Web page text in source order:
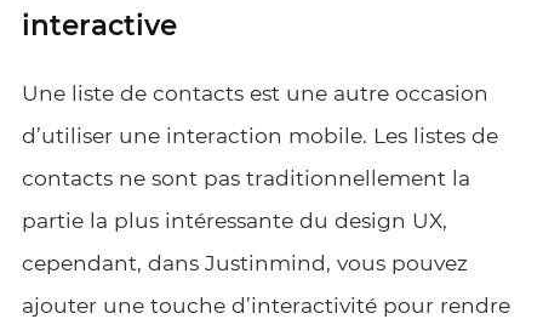
interactive
Une liste de contacts est une autre occasion
d’utiliser une interaction mobile. Les listes de
contacts ne sont pas traditionnellement la
partie la plus intéressante du design UX,
cependant, dans Justinmind, vous pouvez
ajouter une touche d’interactivité pour rendre